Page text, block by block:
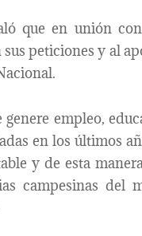
que en unión
peticiones y al
genere empleo,
en los últimos
y de esta
campesinas del